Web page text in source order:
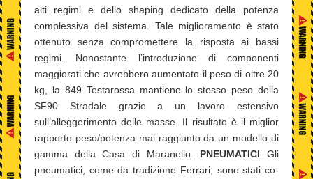
alti regimi e dello shaping dedicato della potenza
complessiva del sistema. Tale miglioramento è stato
ottenuto senza compromettere la risposta ai bassi
regimi. Nonostante l’introduzione di componenti
maggiorati che avrebbero aumentato il peso di oltre 20
kg, la 849 Testarossa mantiene lo stesso peso della
SF90 Stradale grazie a un lavoro estensivo
sull’alleggerimento delle masse. Il risultato è il miglior
rapporto peso/potenza mai raggiunto da un modello di
gamma della Casa di Maranello. PNEUMATICIGli
pneumatici, come da tradizione Ferrari, sono stati co-